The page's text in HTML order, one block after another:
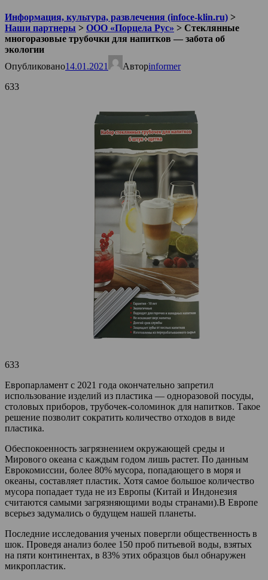
Информация, культура, развлечения (infoce-klin.ru) >
Наши партнеры > ООО «Порцела Рус» > Стеклянные
многоразовые трубочки для напитков — забота об
экологии
Опубликовано14.01.2021 Авторinformer
633
633
Европарламент с 2021 года окончательно запретил
использование изделий из пластика — одноразовой посуды,
столовых приборов, трубочек-соломинок для напитков. Такое
решение позволит сократить количество отходов в виде
пластика.
Обеспокоенность загрязнением окружающей среды и
Мирового океана с каждым годом лишь растет. По данным
Еврокомиссии, более 80% мусора, попадающего в моря и
океаны, составляет пластик. Хотя самое большое количество
мусора попадает туда не из Европы (Китай и Индонезия
считаются самыми загрязняющими воды странами).В Европе
всерьез задумались о будущем нашей планеты.
Последние исследования ученых повергли общественность в
шок. Проведя анализ более 150 проб питьевой воды, взятых
на пяти континентах, в 83% этих образцов был обнаружен
микропластик.